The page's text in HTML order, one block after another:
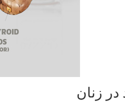
در زنان